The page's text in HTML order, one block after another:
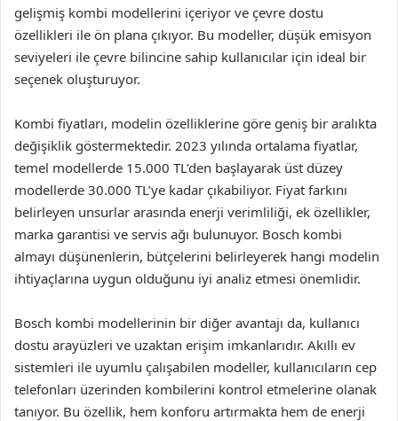
gelişmiş kombi modellerini içeriyor ve çevre dostu
özellikleri ile ön plana çıkıyor. Bu modeller, düşük emisyon
seviyeleri ile çevre bilincine sahip kullanıcılar için ideal bir
seçenek oluşturuyor.
Kombi fiyatları, modelin özelliklerine göre geniş bir aralıkta
değişiklik göstermektedir. 2023 yılında ortalama fiyatlar,
temel modellerde 15.000 TL’den başlayarak üst düzey
modellerde 30.000 TL’ye kadar çıkabiliyor. Fiyat farkını
belirleyen unsurlar arasında enerji verimliliği, ek özellikler,
marka garantisi ve servis ağı bulunuyor. Bosch kombi
almayı düşünenlerin, bütçelerini belirleyerek hangi modelin
ihtiyaçlarına uygun olduğunu iyi analiz etmesi önemlidir.
Bosch kombi modellerinin bir diğer avantajı da, kullanıcı
dostu arayüzleri ve uzaktan erişim imkanlarıdır. Akıllı ev
sistemleri ile uyumlu çalışabilen modeller, kullanıcıların cep
telefonları üzerinden kombilerini kontrol etmelerine olanak
tanıyor. Bu özellik, hem konforu artırmakta hem de enerji